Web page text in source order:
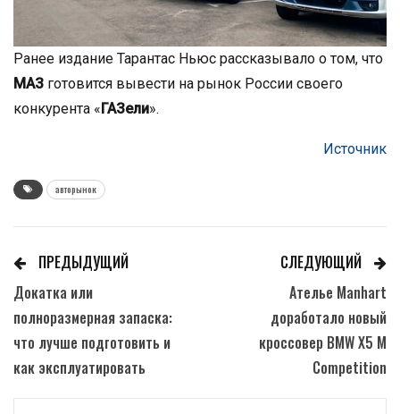
Ранее издание Тарантас Ньюс рассказывало о том, что
МАЗ готовится вывести на рынок России своего
конкурента «ГАЗели».
Источник
авторынок
ПРЕДЫДУЩИЙ
Докатка или
полноразмерная запаска:
что лучше подготовить и
как эксплуатировать
СЛЕДУЮЩИЙ
Ателье Manhart
доработало новый
кроссовер BMW X5 M
Competition